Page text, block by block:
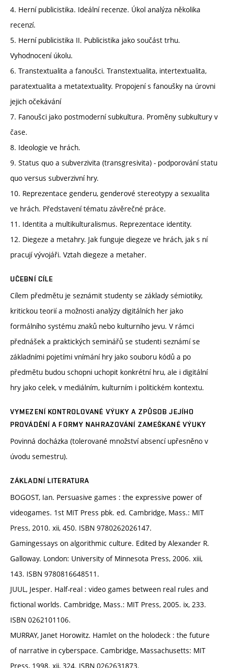
4. Herní publicistika. Ideální recenze. Úkol analýza několika
recenzí.
5. Herní publicistika II. Publicistika jako součást trhu.
Vyhodnocení úkolu.
6. Transtextualita a fanoušci. Transtextualita, intertextualita,
paratextualita a metatextuality. Propojení s fanoušky na úrovni
jejich očekávání
7. Fanoušci jako postmoderní subkultura. Proměny subkultury v
čase.
8. Ideologie ve hrách.
9. Status quo a subverzivita (transgresivita) - podporování statu
quo versus subverzivní hry.
10. Reprezentace genderu, genderové stereotypy a sexualita
ve hrách. Představení tématu závěrečné práce.
11. Identita a multikulturalismus. Reprezentace identity.
12. Diegeze a metahry. Jak funguje diegeze ve hrách, jak s ní
pracují vývojáři. Vztah diegeze a metaher.
UČEBNÍ CÍLE
Cílem předmětu je seznámit studenty se základy sémiotiky,
kritickou teorií a možnosti analýzy digitálních her jako
formálního systému znaků nebo kulturního jevu. V rámci
přednášek a praktických seminářů se studenti seznámí se
základními pojetími vnímání hry jako souboru kódů a po
předmětu budou schopni uchopit konkrétní hru, ale i digitální
hry jako celek, v mediálním, kulturním i politickém kontextu.
VYMEZENÍ KONTROLOVANÉ VÝUKY A ZPŮSOB JEJÍHO
PROVÁDĚNÍ A FORMY NAHRAZOVÁNÍ ZAMEŠKANÉ VÝUKY
Povinná docházka (tolerované množství absencí upřesněno v
úvodu semestru).
ZÁKLADNÍ LITERATURA
BOGOST, Ian. Persuasive games : the expressive power of
videogames. 1st MIT Press pbk. ed. Cambridge, Mass.: MIT
Press, 2010. xii, 450. ISBN 9780262026147.
Gamingessays on algorithmic culture. Edited by Alexander R.
Galloway. London: University of Minnesota Press, 2006. xiii,
143. ISBN 9780816648511.
JUUL, Jesper. Half-real : video games between real rules and
fictional worlds. Cambridge, Mass.: MIT Press, 2005. ix, 233.
ISBN 0262101106.
MURRAY, Janet Horowitz. Hamlet on the holodeck : the future
of narrative in cyberspace. Cambridge, Massachusetts: MIT
Press, 1998. xii, 324. ISBN 0262631873.